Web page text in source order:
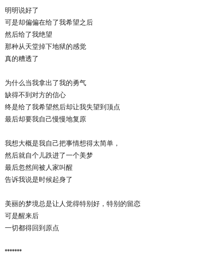
明明说好了
可是却偏偏在给了我希望之后
然后给了我绝望
那种从天堂掉下地狱的感觉
真的糟透了
为什么当我拿出了我的勇气
缺得不到对方的信心
终是给了我希望然后却让我失望到顶点
最后却要我自己慢慢地复原
我想大概是我自己把事情想得太简单，
然后就自个儿跌进了一个美梦
最后忽然间被人家叫醒
告诉我说是时候起身了
美丽的梦境总是让人觉得特别好，特别的留恋
可是醒来后
一切都得回到原点
*******